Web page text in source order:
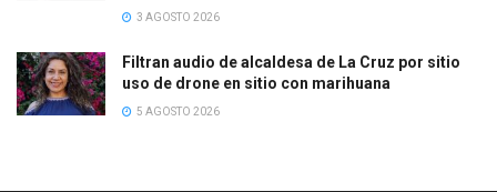
3 AGOSTO 2026
Filtran audio de alcaldesa de La Cruz por sitio
uso de drone en sitio con marihuana
5 AGOSTO 2026